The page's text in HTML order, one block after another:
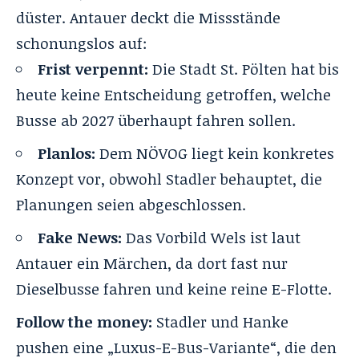
düster. Antauer deckt die Missstände
schonungslos auf:
Frist verpennt: Die Stadt St. Pölten hat bis
heute keine Entscheidung getroffen, welche
Busse ab 2027 überhaupt fahren sollen.
Planlos: Dem NÖVOG liegt kein konkretes
Konzept vor, obwohl Stadler behauptet, die
Planungen seien abgeschlossen.
Fake News: Das Vorbild Wels ist laut
Antauer ein Märchen, da dort fast nur
Dieselbusse fahren und keine reine E-Flotte.
Follow the money: Stadler und Hanke
pushen eine „Luxus-E-Bus-Variante“, die den